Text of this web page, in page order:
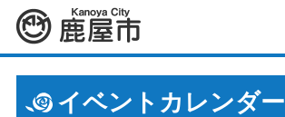
鹿屋市
イベントカレンダー